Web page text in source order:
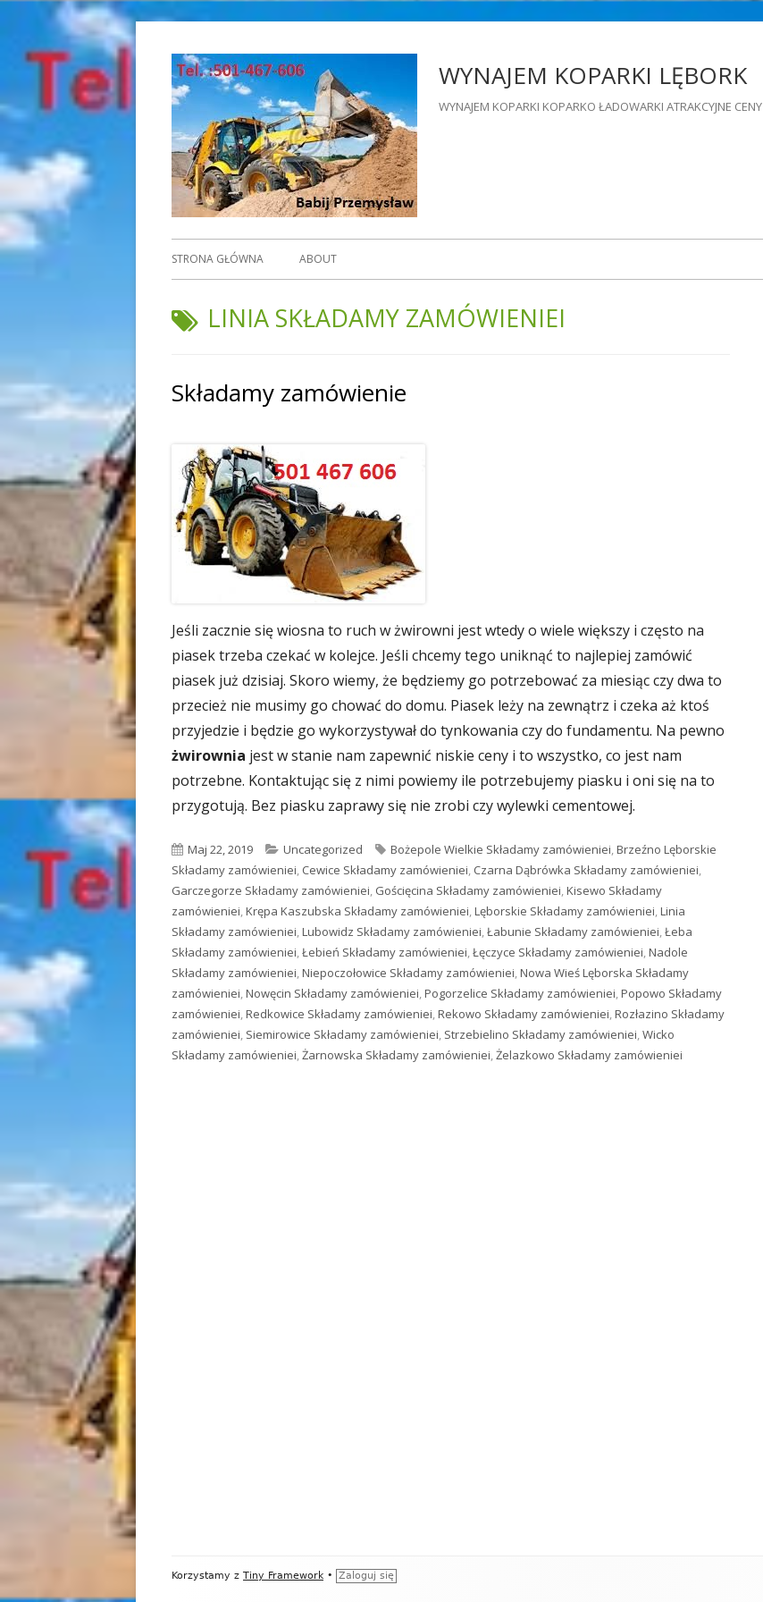
Przeskocz
WYNAJEM KOPARKI LĘBORK
WYNAJEM KOPARKI KOPARKO ŁADOWARKI ATRAKCYJNE CENY
Menu
STRONA GŁÓWNA ABOUT
TAGI:
LINIA SKŁADAMY ZAMÓWIENIEI
Składamy zamówienie
Jeśli zacznie się wiosna to ruch w żwirowni jest wtedy o wiele większy i często na
piasek trzeba czekać w kolejce. Jeśli chcemy tego uniknąć to najlepiej zamówić
piasek już dzisiaj. Skoro wiemy, że będziemy go potrzebować za miesiąc czy dwa to
przecież nie musimy go chować do domu. Piasek leży na zewnątrz i czeka aż ktoś
przyjedzie i będzie go wykorzystywał do tynkowania czy do fundamentu. Na pewno
żwirownia jest w stanie nam zapewnić niskie ceny i to wszystko, co jest nam
potrzebne. Kontaktując się z nimi powiemy ile potrzebujemy piasku i oni się na to
przygotują. Bez piasku zaprawy się nie zrobi czy wylewki cementowej.
Opublikowano
Maj 22, 2019 Kategorie
Uncategorized Tagi
Bożepole Wielkie Składamy zamówieniei,Brzeźno Lęborskie
Składamy zamówieniei, Cewice Składamy zamówieniei, Czarna Dąbrówka Składamy zamówieniei,
Garczegorze Składamy zamówieniei, Gościęcina Składamy zamówieniei,Kisewo Składamy
zamówieniei,Krępa Kaszubska Składamy zamówieniei,Lęborskie Składamy zamówieniei,Linia
Składamy zamówieniei,Lubowidz Składamy zamówieniei,Łabunie Składamy zamówieniei,Łeba
Składamy zamówieniei,Łebień Składamy zamówieniei,Łęczyce Składamy zamówieniei,Nadole
Składamy zamówieniei,Niepoczołowice Składamy zamówieniei,Nowa Wieś Lęborska Składamy
zamówieniei,Nowęcin Składamy zamówieniei,Pogorzelice Składamy zamówieniei,Popowo Składamy
zamówieniei,Redkowice Składamy zamówieniei,Rekowo Składamy zamówieniei,Rozłazino Składamy
zamówieniei, Siemirowice Składamy zamówieniei, Strzebielino Składamy zamówieniei,Wicko
Składamy zamówieniei,Żarnowska Składamy zamówieniei,Żelazkowo Składamy zamówieniei
Zawartość
Korzystamy z Tiny Framework • Zaloguj się